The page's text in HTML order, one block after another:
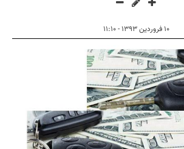
۱۰ فروردین ۱۳۹۳ - ۱۱:۱۰